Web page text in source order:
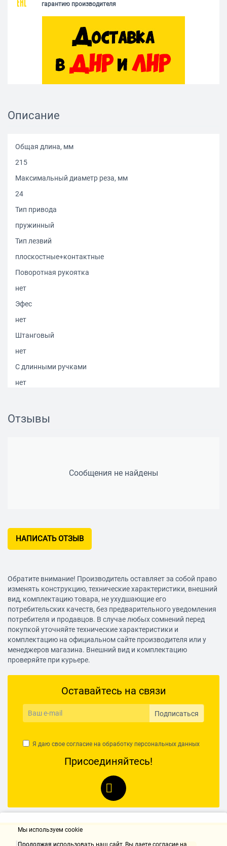
гарантию производителя
Описание
Общая длина, мм
215
Максимальный диаметр реза, мм
24
Тип привода
пружинный
Тип лезвий
плоскостные+контактные
Поворотная рукоятка
нет
Эфес
нет
Штанговый
нет
С длинными ручками
нет
есть
Отзывы
Сообщения не найдены
НАПИСАТЬ ОТЗЫВ
Обратите внимание! Производитель оставляет за собой право
изменять конструкцию, технические характеристики, внешний
вид, комплектацию товара, не ухудшающие его
потребительских качеств, без предварительного уведомления
потребителя и продавцов. В случае любых сомнений перед
покупкой уточняйте технические характеристики и
комплектацию на официальном сайте производителя или у
менеджеров магазина. Внешний вид и комплектацию
проверяйте при курьере.
Оставайтесь на связи
Подписаться
Я даю свое согласие на обработку персональных данных
Присоединяйтесь!
Мы используем cookie
Продолжая использовать наш cайт, Вы даете согласие на